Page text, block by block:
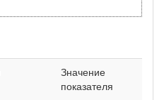
Значение
показателя